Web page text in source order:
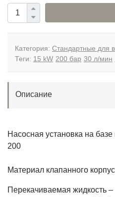
Категория: Стандартные для
Теги: 15 kW 200 бар 30 л/мин
Описание
Насосная установка на
200
Материал клапанного
Перекачиваемая жидкость